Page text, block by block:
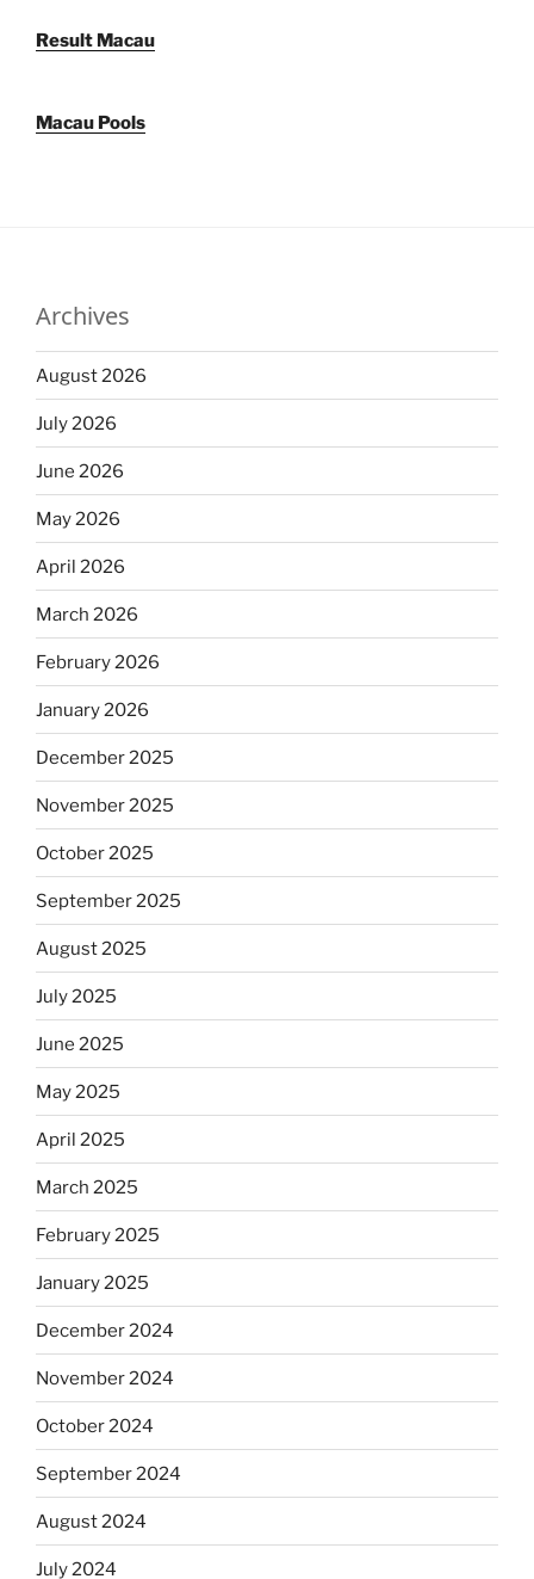
Result Macau
Macau Pools
Archives
August 2026
July 2026
June 2026
May 2026
April 2026
March 2026
February 2026
January 2026
December 2025
November 2025
October 2025
September 2025
August 2025
July 2025
June 2025
May 2025
April 2025
March 2025
February 2025
January 2025
December 2024
November 2024
October 2024
September 2024
August 2024
July 2024